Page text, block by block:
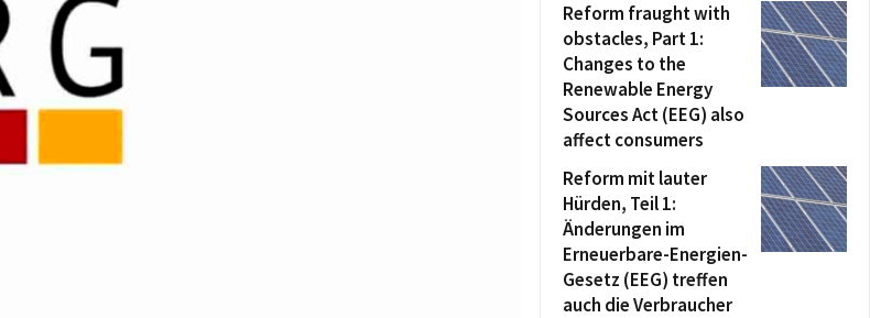
Reform fraught with
obstacles, Part 1:
Changes to the
Renewable Energy
Sources Act (EEG) also
affect consumers
Reform mit lauter
Hürden, Teil 1:
Änderungen im
Erneuerbare-Energien-
Gesetz (EEG) treffen
auch die Verbraucher